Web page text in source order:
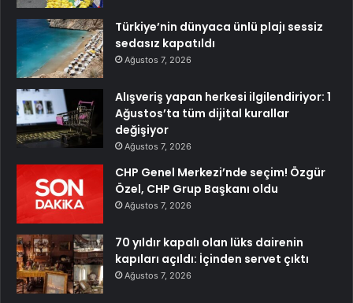
Türkiye’nin dünyaca ünlü plajı sessiz
sedasız kapatıldı
Ağustos 7, 2026
Alışveriş yapan herkesi ilgilendiriyor: 1
Ağustos’ta tüm dijital kurallar
değişiyor
Ağustos 7, 2026
CHP Genel Merkezi’nde seçim! Özgür
Özel, CHP Grup Başkanı oldu
Ağustos 7, 2026
70 yıldır kapalı olan lüks dairenin
kapıları açıldı: İçinden servet çıktı
Ağustos 7, 2026